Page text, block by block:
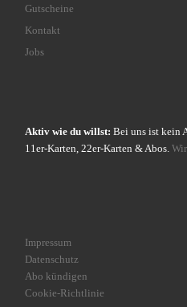
Gutscheine
Kontakt
Jobs
Aktiv wie du willst: Bei uns ist kein
11er-Karten, 22er-Karten & Abos.
Impressum
Datenschutz
Abo kündigen
Cookie-Richtlinie